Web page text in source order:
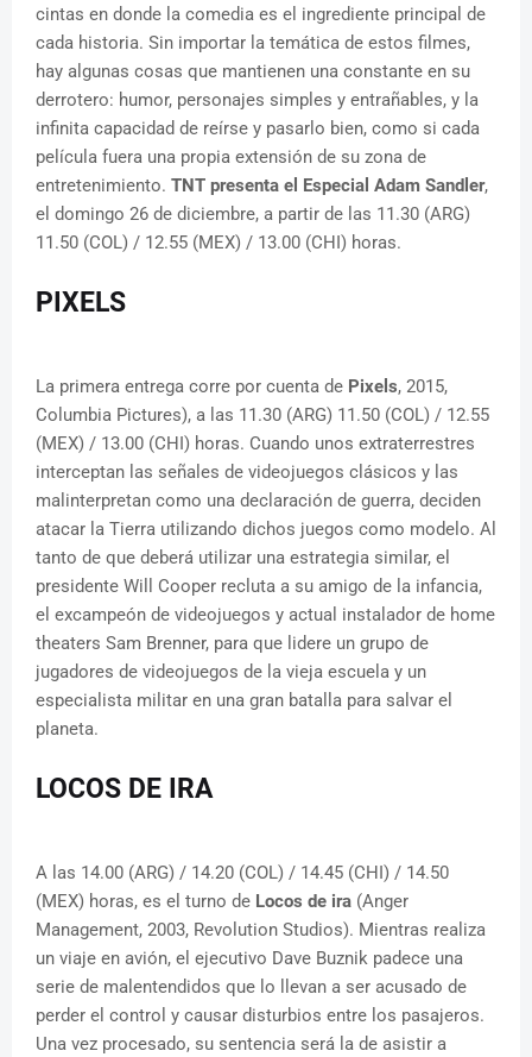
cintas en donde la comedia es el ingrediente principal de
cada historia. Sin importar la temática de estos filmes,
hay algunas cosas que mantienen una constante en su
derrotero: humor, personajes simples y entrañables, y la
infinita capacidad de reírse y pasarlo bien, como si cada
película fuera una propia extensión de su zona de
entretenimiento. TNT presenta el Especial Adam Sandler,
el domingo 26 de diciembre, a partir de las 11.30 (ARG)
11.50 (COL) / 12.55 (MEX) / 13.00 (CHI) horas.
PIXELS
La primera entrega corre por cuenta de Pixels, 2015,
Columbia Pictures), a las 11.30 (ARG) 11.50 (COL) / 12.55
(MEX) / 13.00 (CHI) horas. Cuando unos extraterrestres
interceptan las señales de videojuegos clásicos y las
malinterpretan como una declaración de guerra, deciden
atacar la Tierra utilizando dichos juegos como modelo. Al
tanto de que deberá utilizar una estrategia similar, el
presidente Will Cooper recluta a su amigo de la infancia,
el excampeón de videojuegos y actual instalador de home
theaters Sam Brenner, para que lidere un grupo de
jugadores de videojuegos de la vieja escuela y un
especialista militar en una gran batalla para salvar el
planeta.
LOCOS DE IRA
A las 14.00 (ARG) / 14.20 (COL) / 14.45 (CHI) / 14.50
(MEX) horas, es el turno de Locos de ira (Anger
Management, 2003, Revolution Studios). Mientras realiza
un viaje en avión, el ejecutivo Dave Buznik padece una
serie de malentendidos que lo llevan a ser acusado de
perder el control y causar disturbios entre los pasajeros.
Una vez procesado, su sentencia será la de asistir a